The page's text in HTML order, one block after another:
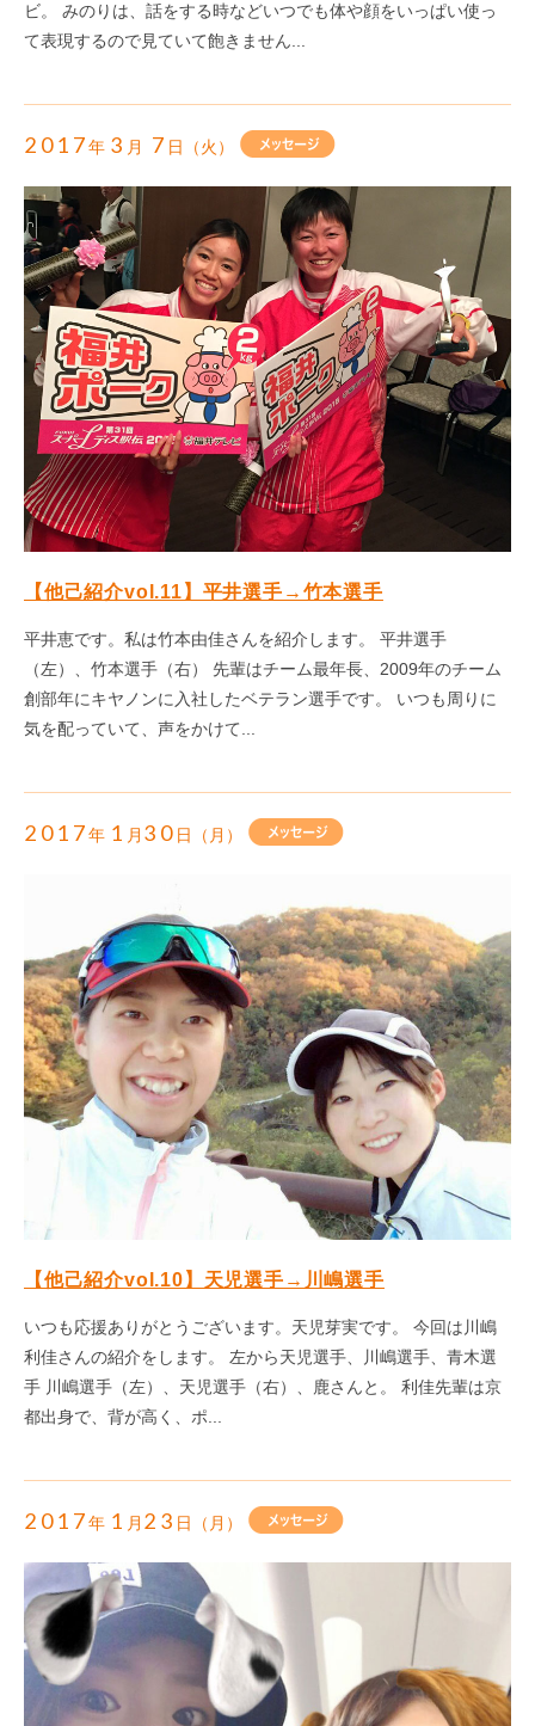
ビ。 みのりは、話をする時などいつでも体や顔をいっぱい使っ
て表現するので見ていて飽きません...
2017年 3 月 7 日（火）
【他己紹介vol.11】平井選手→竹本選手
平井恵です。私は竹本由佳さんを紹介します。 平井選手
（左）、竹本選手（右） 先輩はチーム最年長、2009年のチーム
創部年にキヤノンに入社したベテラン選手です。 いつも周りに
気を配っていて、声をかけて...
2017年 1 月 30 日（月）
【他己紹介vol.10】天児選手→川嶋選手
いつも応援ありがとうございます。天児芽実です。 今回は川嶋
利佳さんの紹介をします。 左から天児選手、川嶋選手、青木選
手 川嶋選手（左）、天児選手（右）、鹿さんと。 利佳先輩は京
都出身で、背が高く、ポ...
2017年 1 月 23 日（月）